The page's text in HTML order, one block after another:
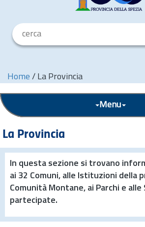
Home / La Provincia
Menu
La Provincia
In questa sezione si trovano
ai 32 Comuni, alle Istituzioni della
Comunità Montane, ai Parchi e alle
partecipate.